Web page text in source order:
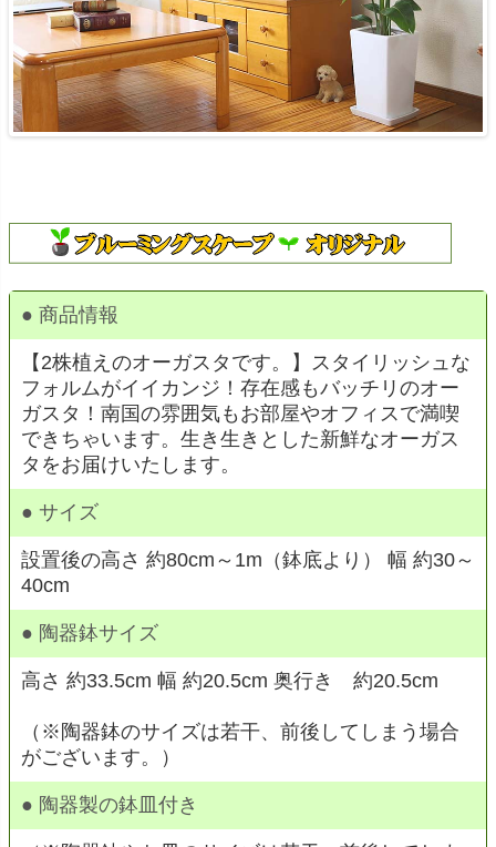
● 商品情報
【2株植えのオーガスタです。】スタイリッシュな
フォルムがイイカンジ！存在感もバッチリのオー
ガスタ！南国の雰囲気もお部屋やオフィスで満喫
できちゃいます。生き生きとした新鮮なオーガス
タをお届けいたします。
● サイズ
設置後の高さ 約80cm～1m（鉢底より） 幅 約30～
40cm
● 陶器鉢サイズ
高さ 約33.5cm 幅 約20.5cm 奥行き 約20.5cm
（※陶器鉢のサイズは若干、前後してしまう場合
がございます。）
● 陶器製の鉢皿付き